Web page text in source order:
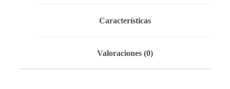
Características
Valoraciones (0)